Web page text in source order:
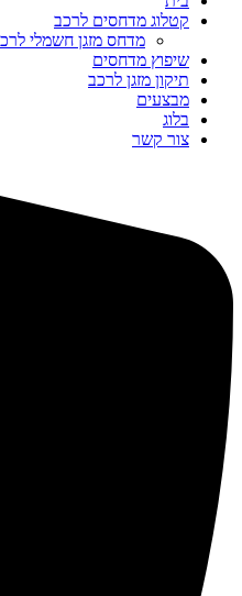
קטלוג מדחסים לרכב
מדחס מזגן חשמלי
שיפוץ מדחסים
תיקון מזגן לרכב
מבצעים
בלוג
צור קשר